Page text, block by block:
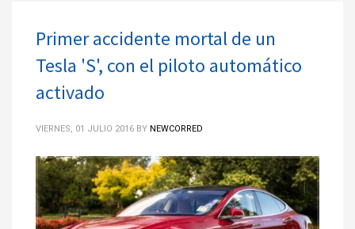
Primer accidente mortal de un
Tesla 'S', con el piloto automático
activado
VIERNES, 01 JULIO 2016 BY NEWCORRED